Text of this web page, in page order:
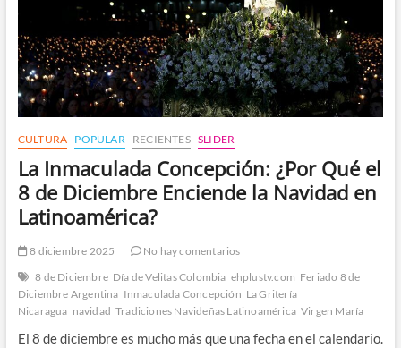
CULTURA POPULAR RECIENTES SLIDER
La Inmaculada Concepción: ¿Por Qué el
8 de Diciembre Enciende la Navidad en
Latinoamérica?
8 diciembre 2025
No hay comentarios
8 de Diciembre Día de Velitas Colombia ehplustv.com Feriado 8 de
Diciembre Argentina Inmaculada Concepción La Gritería
Nicaragua navidad Tradiciones Navideñas Latinoamérica Virgen María
El 8 de diciembre es mucho más que una fecha en el calendario.